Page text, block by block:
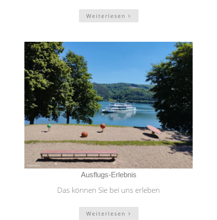
Weiterlesen
Ausflugs-Erlebnis
Das können Sie bei uns erleben
Weiterlesen